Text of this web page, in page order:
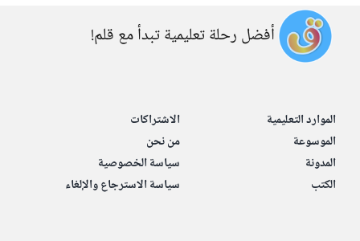
أفضل رحلة تعليمية تبدأ مع قلم!
الموارد التعليمية
الموسوعة
المدونة
الكتب
الاشتراكات
من نحن
سياسة الخصوصية
سياسة الاسترجاع والإلغاء